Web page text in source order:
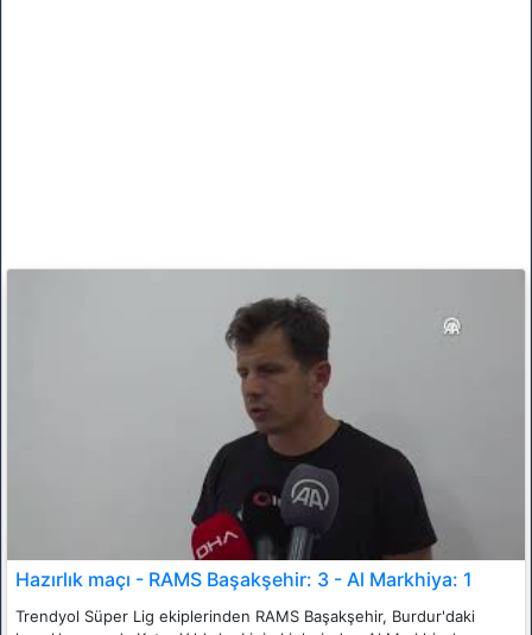
Hazırlık maçı - RAMS Başakşehir: 3 - Al Markhiya: 1
Trendyol Süper Lig ekiplerinden RAMS Başakşehir, Burdur'daki